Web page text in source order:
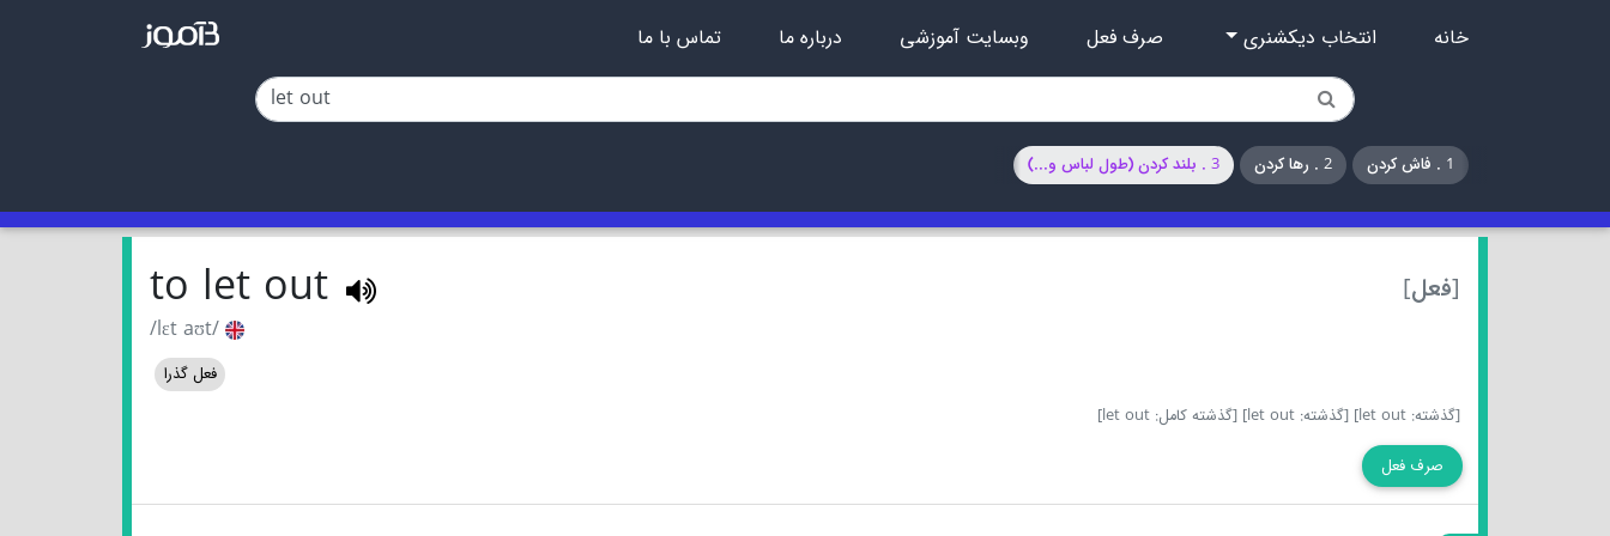
خانه انتخاب دیکشنری صرف فعل وبسایت آموزشی درباره ما تماس با ما
1 . فاش کردن 2 . رها کردن 3 . بلند کردن (طول لباس و...)
[فعل] to let out
/lɛt aʊt/
فعل گذرا
[گذشته: let out]
[گذشته: let out] [گذشته کامل: let out]
صرف فعل